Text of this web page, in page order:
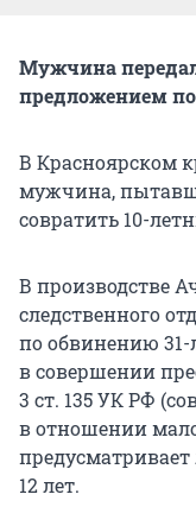
Мужчина
предложением
В Красноярском
мужчина,
совратить 10-
В производстве
следственного
по обвинению 31-
в совершении
3 ст. 135 УК РФ
в отношении
12 лет.